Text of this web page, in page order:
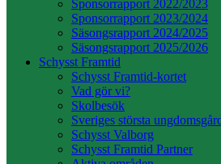
Sponsorrapport 2022/2023
Sponsorrapport 2023/2024
Säsongsrapport 2024/2025
Säsongsrapport 2025/2026
Schysst Framtid
Schysst Framtid-kortet
Vad gör vi?
Skolbesök
Sveriges största
Schysst Valborg
Schysst Framtid Partner